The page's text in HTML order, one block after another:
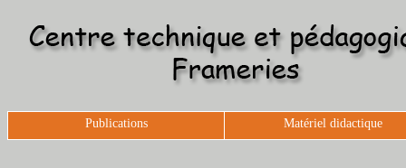
Publications Matériel didactique